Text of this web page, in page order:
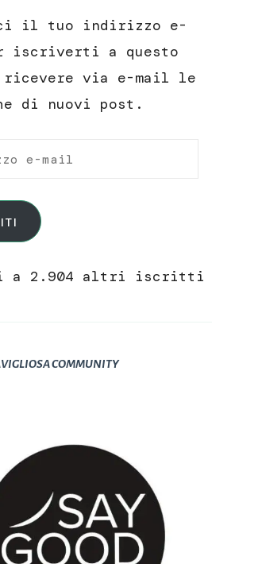
il tuo indirizzo e-
iscriverti a questo
via e-mail le
di nuovi post.
a 2.904 altri iscritti
COMMUNITY